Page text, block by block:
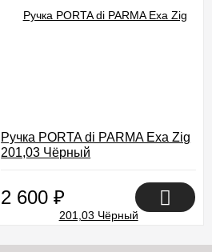
Ручка PORTA di PARMA Exa Zig
201,03 Чёрный
2 600₽